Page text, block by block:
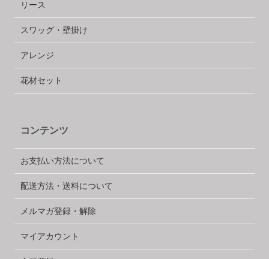
リース
スワッグ・壁掛け
アレンジ
花材セット
コンテンツ
お支払い方法について
配送方法・送料について
メルマガ登録・解除
マイアカウント